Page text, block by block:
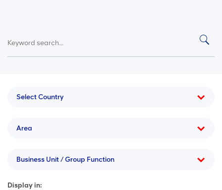
Select Country
Area
Business Unit / Group Function
Display in: